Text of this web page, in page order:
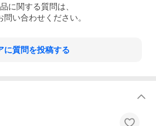
に関する質問は、
問い合わせください。
に質問を投稿する